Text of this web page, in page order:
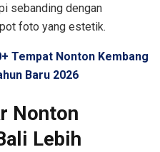
sebanding dengan
foto yang estetik.
Tempat Nonton Kembang
Baru 2026
Nonton
Lebih